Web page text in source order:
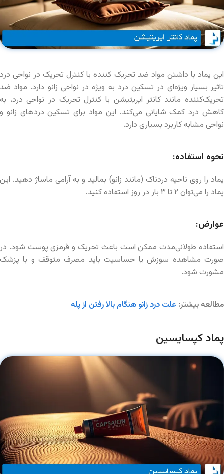
این پماد با داشتن مواد ضد تحریک کننده‌ با کنترل تحریک در نواحی درد
تاثیر بسیار ویژه‌ای در تسکین درد به ویژه در نواحی زانو دارد. مواد ضد
تحریک‌کننده مانند کانتر ایریتیشن با کنترل تحریک در نواحی درد، به
کاهش درد کمک شایانی می‌کند. این مواد برای تسکین دردهای زانو و
نواحی مشابه کاربرد بسیاری دارد.
نحوه استفاده:
پماد را روی ناحیه دردناک (مانند زانو) بمالید و به آرامی ماساژ دهید. این
پماد را می‌توان ۲ تا ۳ بار در روز استفاده کنید.
عوارض:
استفاده طولانی‌مدت ممکن است باعث تحریک و قرمزی پوست شود. در
صورت مشاهده سوزش یا حساسیت باید مصرف متوقف و با پزشک
مشورت شود.
مطالعه بیشتر: علت درد زانو هنگام بالا رفتن از پله
پماد کپسایسین‌